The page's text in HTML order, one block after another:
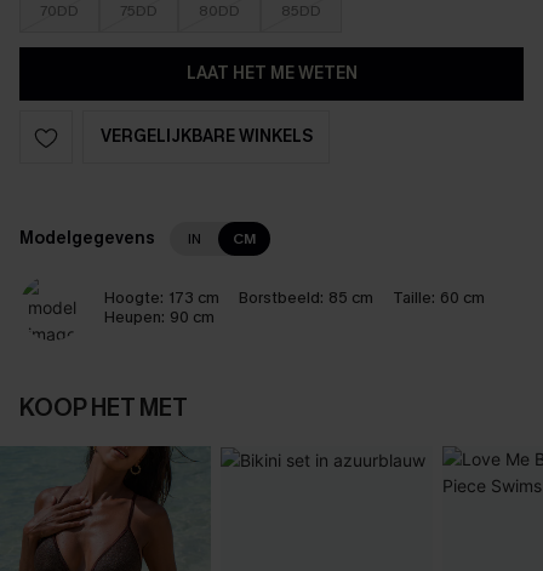
70DD 75DD 80DD 85DD
LAAT HET ME WETEN
VERGELIJKBARE WINKELS
Modelgegevens IN CM
Hoogte: 173 cm Borstbeeld: 85 cm Taille: 60 cm
Heupen: 90 cm
KOOP HET MET